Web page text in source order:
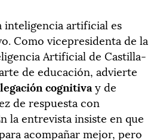
inteligencia artificial es
Como vicepresidenta de la
Artificial de Castilla-
de educación, advierte
cognitiva y de
de respuesta con
la entrevista insiste en que
acompañar mejor, pero